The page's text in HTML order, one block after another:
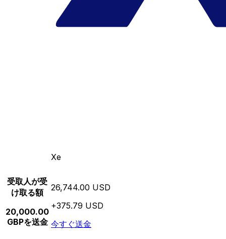
Xe
受取人が受
け取る額
20,000.00
GBPを送金
26,744.00 USD
+375.79 USD
今すぐ送金